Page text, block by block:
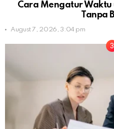
Cara Mengatur
Tanpa
August 7, 2026, 3:04 pm